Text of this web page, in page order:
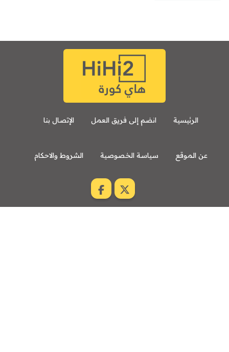
الرئيسية انضم إلى فريق العمل الإتصال بنا
عن الموقع سياسة الخصوصية الشروط والاحكام